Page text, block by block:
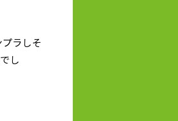
ラしそ
し